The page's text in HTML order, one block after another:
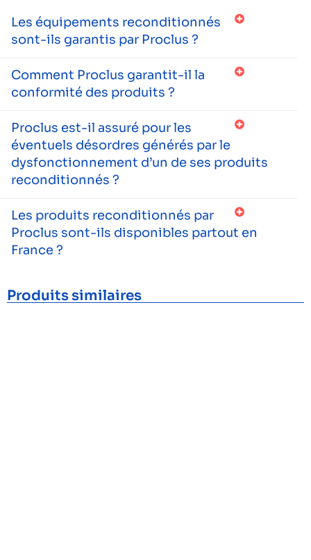
Les équipements reconditionnés
sont-ils garantis par Proclus ?
Comment Proclus garantit-il la
conformité des produits ?
Proclus est-il assuré pour les
éventuels désordres générés par le
dysfonctionnement d’un de ses produits
reconditionnés ?
Les produits reconditionnés par
Proclus sont-ils disponibles partout en
France ?
Produits similaires